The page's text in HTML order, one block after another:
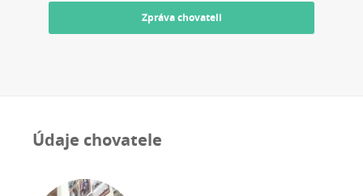
Zpráva chovateli
Údaje chovatele